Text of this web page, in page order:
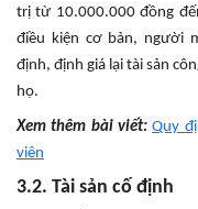
trị từ 10.000.000 đồng
điều kiện cơ bản, người
định, định giá lại tài sản
họ.
Xem thêm bài viết:Quy
viên
3.2. Tài sản cố định